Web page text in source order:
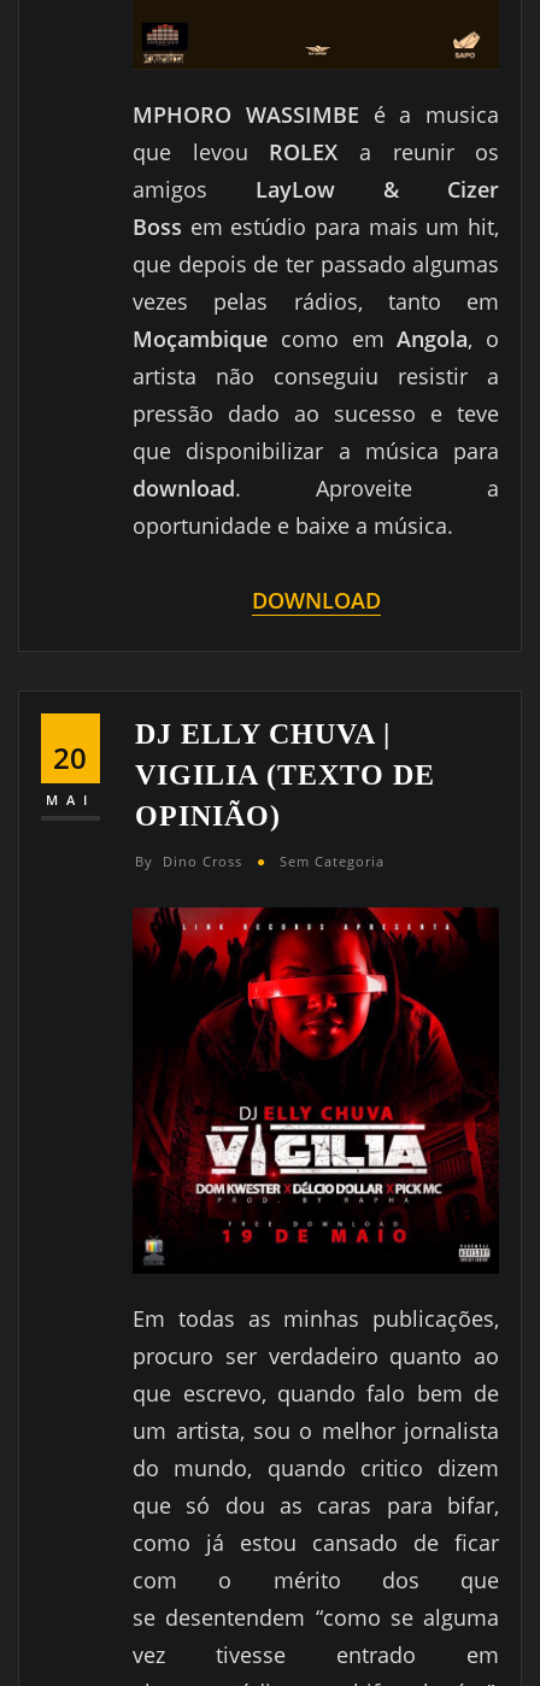
MPHORO WASSIMBE é a musica
que levou ROLEX a reunir os
amigos LayLow & Cizer
Boss em estúdio para mais um hit,
que depois de ter passado algumas
vezes pelas rádios, tanto em
Moçambique como emAngola, o
artista não conseguiu resistir a
pressão dado ao sucesso e teve
que disponibilizar a música para
download. Aproveite a
oportunidade e baixe a música.
DOWNLOAD
20
MAI
DJ ELLY CHUVA |
VIGILIA (TEXTO DE
OPINIÃO)
By Dino Cross Sem Categoria
Em todas as minhas publicações,
procuro ser verdadeiro quanto ao
que escrevo, quando falo bem de
um artista, sou o melhor jornalista
do mundo, quando critico dizem
que só dou as caras para bifar,
como já estou cansado de ficar
com o mérito dos que
se desentendem “como se alguma
vez tivesse entrado em